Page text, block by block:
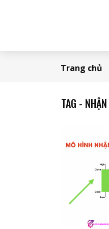
Trang chủ
TAG -